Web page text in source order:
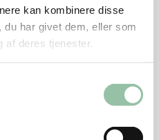
kan kombinere disse
du har givet dem, eller som
af deres tjenester.
i blød i koldt vand i
bruger kikærter fra dåse,
skal ikke udblødes.
og olivenolie i